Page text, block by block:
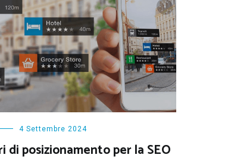
4 Settembre 2024
di posizionamento per la SEO